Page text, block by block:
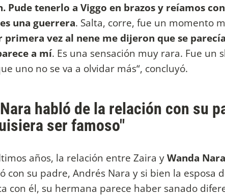
Pude tenerlo a Viggo en brazos y reíamos
una guerrera. Salta, corre, fue un momento
primera vez al nene me dijeron que se
a mí. Es una sensación muy rara. Fue un
uno no se va a olvidar más“, concluyó.
habló de la relación con su
ser famoso"
años, la relación entre Zaira yWanda Nara
con su padre, Andrés Nara y si bien la esposa
con él, su hermana parece haber sanado